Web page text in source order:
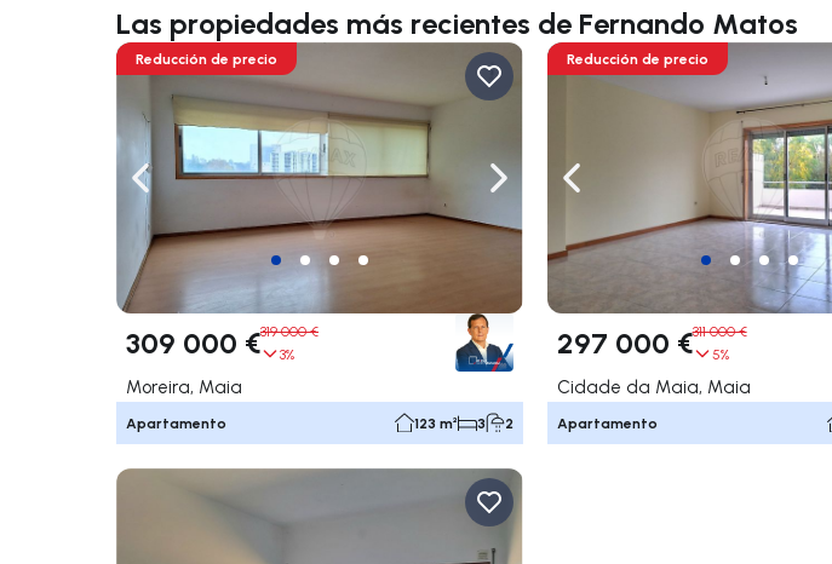
Las propiedades más recientes de Fernando Matos
Navega a la izquierda Navegar a la derecha
Reducción de precio
309 000 €319 000 €
3%
Moreira, Maia
Apartamento 123 m² 3 2
Navega a la izquierda
Reducción de precio
297 000 €311 000 €
5%
Cidade da Maia, Maia
Apartamento